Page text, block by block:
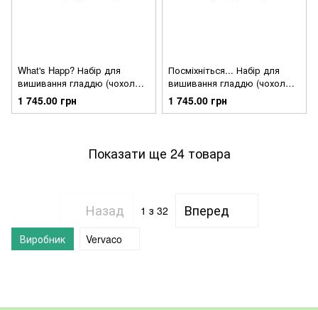
What's Happ? Набір для
вишивання гладдю (чохол
для планшета) Vervaco PN-
0156719
1 745.00 грн
Посміхніться... Набір для
вишивання гладдю (чохол
для планшета) Vervaco PN-
0156718
1 745.00 грн
Показати ще 24 товара
Назад 1 з 32 Вперед
Виробник Vervaco